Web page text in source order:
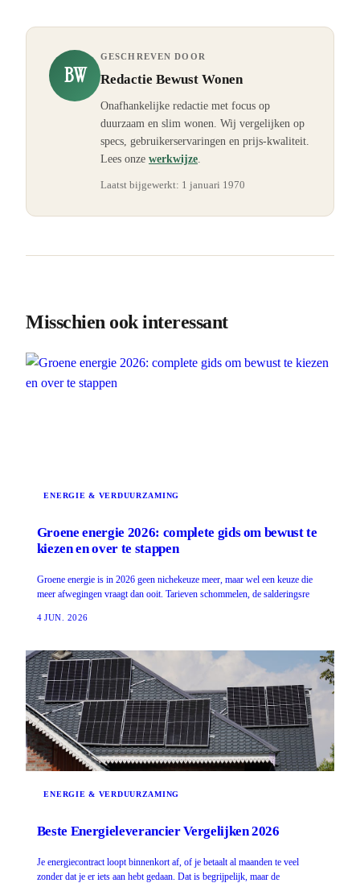
BW
GESCHREVEN DOOR
Redactie Bewust Wonen
Onafhankelijke redactie met focus op
duurzaam en slim wonen. Wij vergelijken op
specs, gebruikerservaringen en prijs-kwaliteit.
Lees onze werkwijze
Laatst bijgewerkt: 1 januari 1970
Misschien ook interessant
ENERGIE & VERDUURZAMING
Groene energie 2026: complete gids om bewust te
kiezen en over te stappen
Groene energie is in 2026 geen nichekeuze meer, maar wel een keuze die
meer afwegingen vraagt dan ooit. Tarieven schommelen, de salderingsre
4 JUN. 2026
ENERGIE & VERDUURZAMING
Beste Energieleverancier Vergelijken 2026
Je energiecontract loopt binnenkort af, of je betaalt al maanden te veel
zonder dat je er iets aan hebt gedaan. Dat is begrijpelijk, maar de